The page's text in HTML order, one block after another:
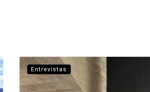
Entrevistas